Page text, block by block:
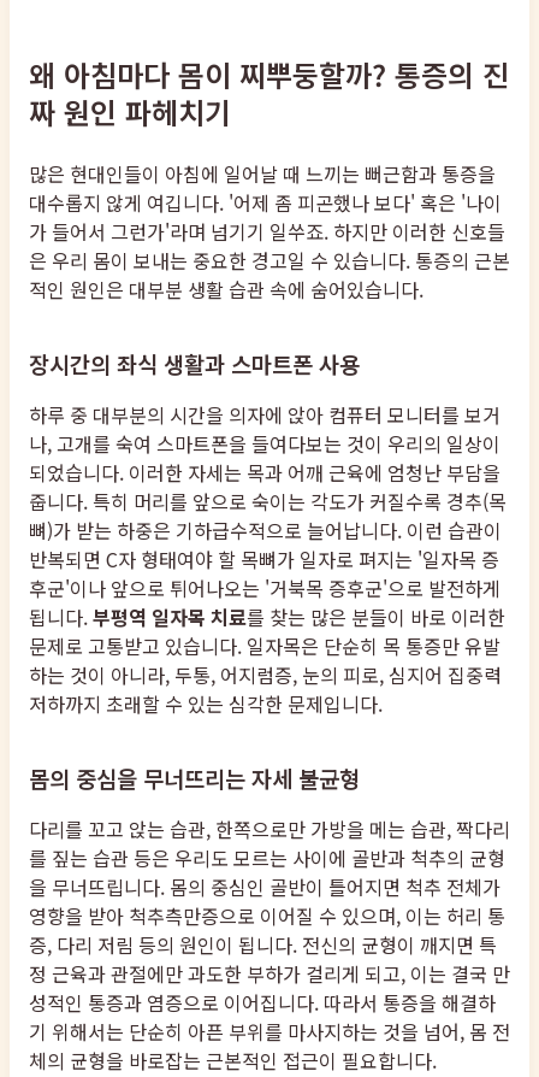
왜 아침마다 몸이 찌뿌둥할까? 통증의 진
짜 원인 파헤치기
많은 현대인들이 아침에 일어날 때 느끼는 뻐근함과 통증을
대수롭지 않게 여깁니다. '어제 좀 피곤했나 보다' 혹은 '나이
가 들어서 그런가'라며 넘기기 일쑤죠. 하지만 이러한 신호들
은 우리 몸이 보내는 중요한 경고일 수 있습니다. 통증의 근본
적인 원인은 대부분 생활 습관 속에 숨어있습니다.
장시간의 좌식 생활과 스마트폰 사용
하루 중 대부분의 시간을 의자에 앉아 컴퓨터 모니터를 보거
나, 고개를 숙여 스마트폰을 들여다보는 것이 우리의 일상이
되었습니다. 이러한 자세는 목과 어깨 근육에 엄청난 부담을
줍니다. 특히 머리를 앞으로 숙이는 각도가 커질수록 경추(목
뼈)가 받는 하중은 기하급수적으로 늘어납니다. 이런 습관이
반복되면 C자 형태여야 할 목뼈가 일자로 펴지는 '일자목 증
후군'이나 앞으로 튀어나오는 '거북목 증후군'으로 발전하게
됩니다.부평역 일자목 치료를 찾는 많은 분들이 바로 이러한
문제로 고통받고 있습니다. 일자목은 단순히 목 통증만 유발
하는 것이 아니라, 두통, 어지럼증, 눈의 피로, 심지어 집중력
저하까지 초래할 수 있는 심각한 문제입니다.
몸의 중심을 무너뜨리는 자세 불균형
다리를 꼬고 앉는 습관, 한쪽으로만 가방을 메는 습관, 짝다리
를 짚는 습관 등은 우리도 모르는 사이에 골반과 척추의 균형
을 무너뜨립니다. 몸의 중심인 골반이 틀어지면 척추 전체가
영향을 받아 척추측만증으로 이어질 수 있으며, 이는 허리 통
증, 다리 저림 등의 원인이 됩니다. 전신의 균형이 깨지면 특
정 근육과 관절에만 과도한 부하가 걸리게 되고, 이는 결국 만
성적인 통증과 염증으로 이어집니다. 따라서 통증을 해결하
기 위해서는 단순히 아픈 부위를 마사지하는 것을 넘어, 몸 전
체의 균형을 바로잡는 근본적인 접근이 필요합니다.